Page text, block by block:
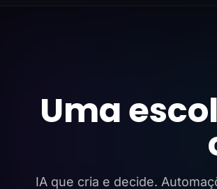
Uma
IA que cria e decide.